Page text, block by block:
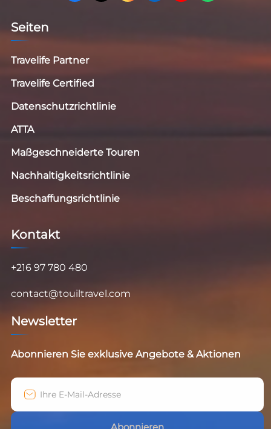
Seiten
Travelife Partner
Travelife Certified
Datenschutzrichtlinie
ATTA
Maßgeschneiderte Touren
Nachhaltigkeitsrichtlinie
Beschaffungsrichtlinie
Kontakt
+216 97 780 480
contact@touiltravel.com
Newsletter
Abonnieren Sie exklusive Angebote & Aktionen